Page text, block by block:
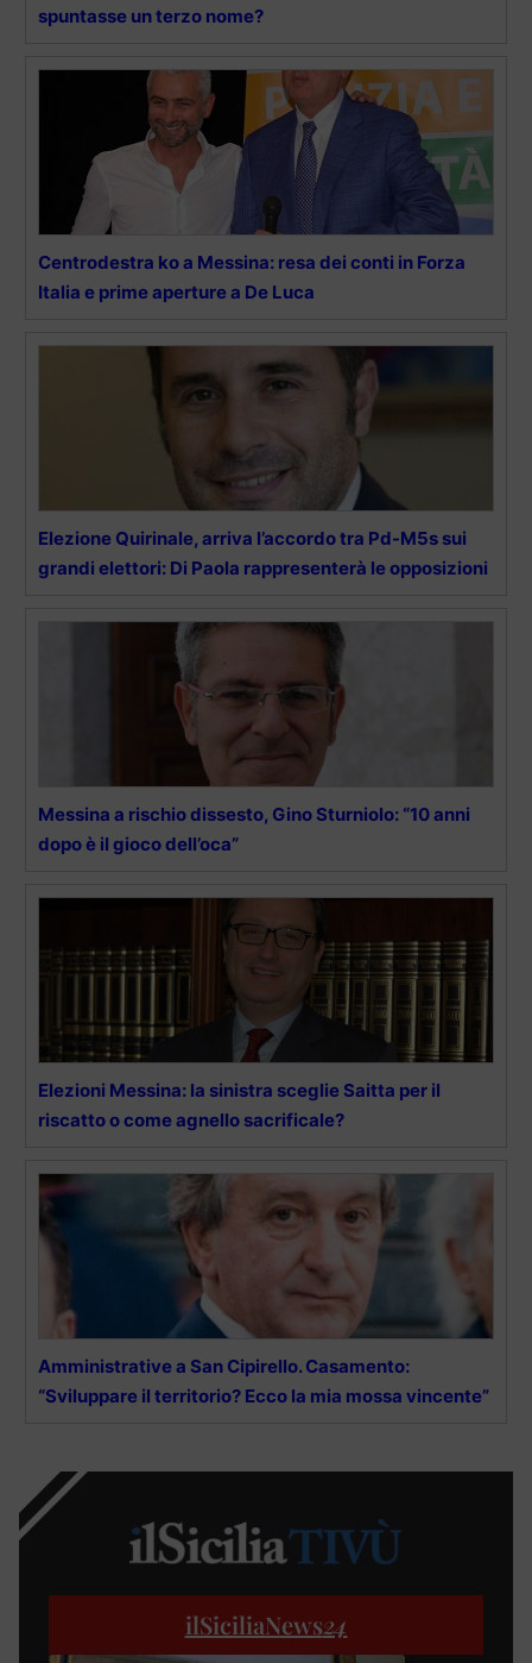
spuntasse un terzo nome?
Centrodestra ko a Messina: resa dei conti in Forza
Italia e prime aperture a De Luca
Elezione Quirinale, arriva l’accordo tra Pd-M5s sui
grandi elettori: Di Paola rappresenterà le opposizioni
Messina a rischio dissesto, Gino Sturniolo: “10 anni
dopo è il gioco dell’oca”
Elezioni Messina: la sinistra sceglie Saitta per il
riscatto o come agnello sacrificale?
Amministrative a San Cipirello. Casamento:
“Sviluppare il territorio? Ecco la mia mossa vincente”
ilSiciliaNews24